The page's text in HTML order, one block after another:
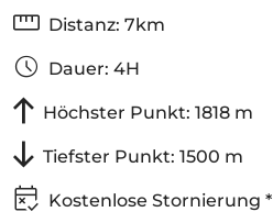
Distanz: 7km
Dauer: 4H
Höchster Punkt: 1818 m
Tiefster Punkt: 1500 m
Kostenlose Stornierung *